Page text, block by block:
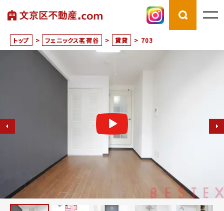
トップ > フェニックス茗荷谷 > 賃貸 > 703